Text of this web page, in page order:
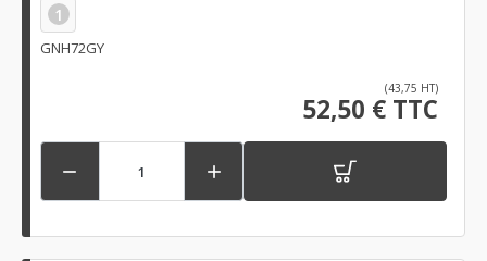
1
GNH72GY
(43,75 HT)
52,50 € TTC
 